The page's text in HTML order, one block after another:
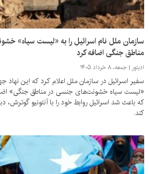
سازمان ملل نام اسرائیل را به «لیست سیاه»
مناطق جنگی اضافه کرد
ادیتور جمعه، ۸ خرداد ۱۴۰۵
سفیر اسرائیل در سازمان ملل اعلام کرد که این نهاد
«لیست سیاه خشونت‌های جنسی در مناطق جنگی»
که باعث شد اسرائیل روابط خود را با آنتونیو گوترش،
کند.